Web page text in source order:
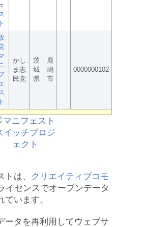
ト
ト
かし
ま志
民党
茨
城
県
鹿
嶋
市
0000000102
は、
クリエイティブコモ
イセンスでオープンデータ
ています。
ータを再利用してウェブサ